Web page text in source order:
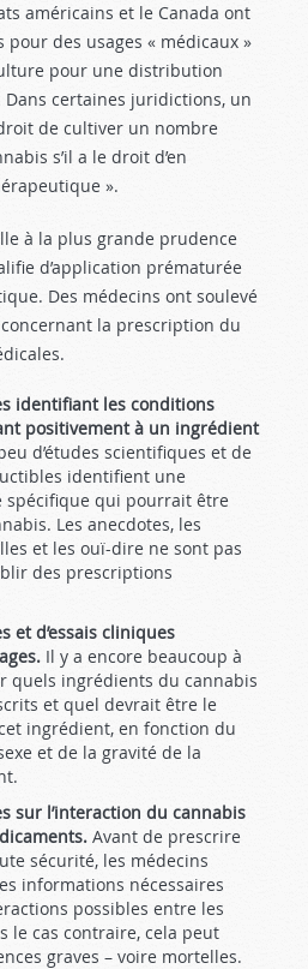
américains et le Canada ont
des usages « médicaux »
pour une distribution
certaines juridictions, un
de cultiver un nombre
s’il a le droit d’en
».
à la plus grande prudence
d’application prématurée
Des médecins ont soulevé
la prescription du
identifiant les conditions
positivement à un ingrédient
d’études scientifiques et de
identifient une
spécifique qui pourrait être
Les anecdotes, les
et les ouï-dire ne sont pas
des prescriptions
et d’essais cliniques
Il y a encore beaucoup à
quels ingrédients du cannabis
et quel devrait être le
ingrédient, en fonction du
et de la gravité de la
sur l’interaction du cannabis
Avant de prescrire
sécurité, les médecins
informations nécessaires
possibles entre les
le cas contraire, cela peut
graves – voire mortelles.